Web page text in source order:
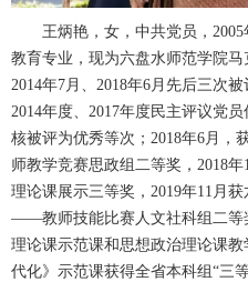
王炳艳，女，中共党员，
教育专业，现为六盘水师范学院马
2014年7月、2018年6月先后三次
2014年度、2017年度民主评议党
核被评为优秀等次；2018年6月，
师教学竞赛思政组二等奖，2018
理论课展示三等奖，2019年11月
——教师技能比赛人文社科组二等
理论课示范课和思想政治理论课
代化》示范课获得全省本科组“三等